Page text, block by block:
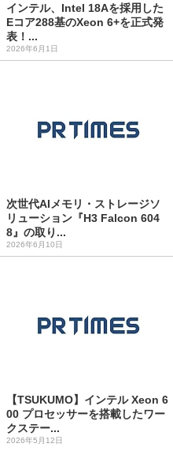
インテル、Intel 18Aを採用した
Eコア288基のXeon 6+を正式発
表！...
2026年6月1日
次世代AIメモリ・ストレージソ
リューション『H3 Falcon 604
8』の取り...
2026年6月10日
【TSUKUMO】インテル Xeon 6
00 プロセッサーを搭載したワー
クステー...
2026年5月12日